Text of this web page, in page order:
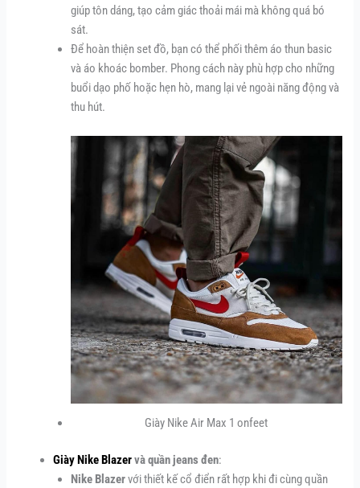
giúp tôn dáng, tạo cảm giác thoải mái mà không quá bó
sát.
Để hoàn thiện set đồ, bạn có thể phối thêm áo thun basic
và áo khoác bomber. Phong cách này phù hợp cho những
buổi dạo phố hoặc hẹn hò, mang lại vẻ ngoài năng động và
thu hút.
Giày Nike Air Max 1 onfeet
Giày Nike Blazervà quần jeans đen:
Nike Blazervới thiết kế cổ điển rất hợp khi đi cùng quần